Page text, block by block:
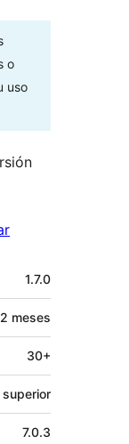
o
uso
1.7.0
2 meses
30+
7.0.3